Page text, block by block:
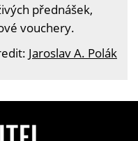
přednášek,
vouchery.
Jaroslav A. Polák